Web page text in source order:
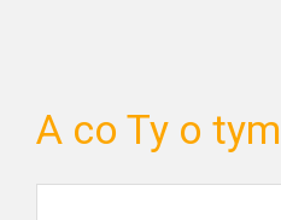
A co Ty o